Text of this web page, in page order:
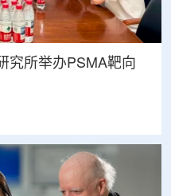
究所举办PSMA靶向